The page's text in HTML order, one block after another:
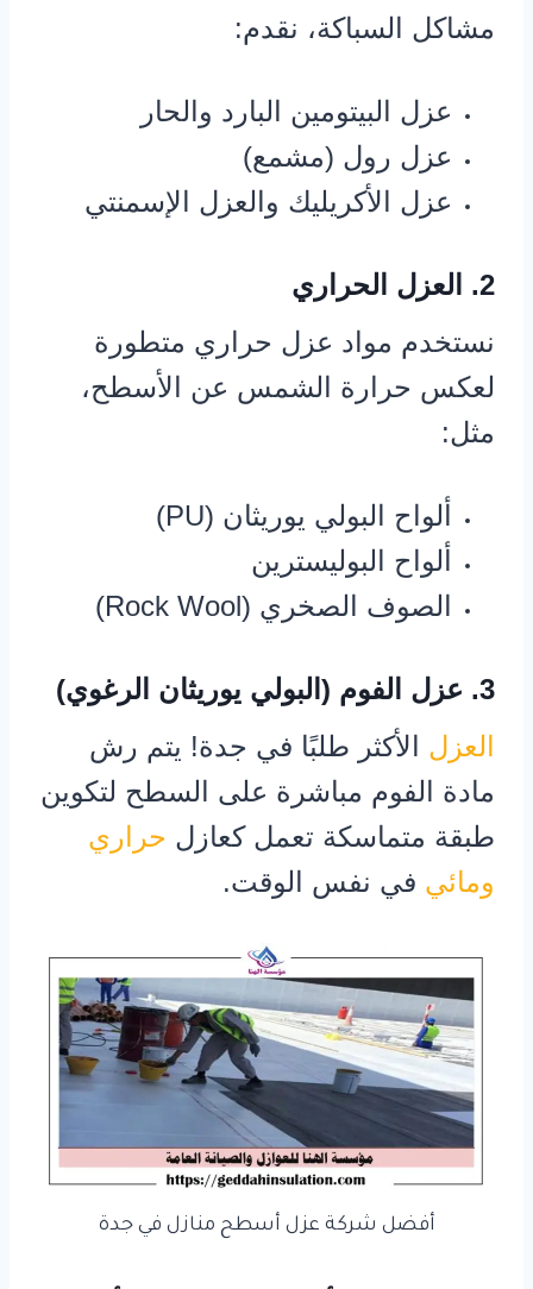
مشاكل السباكة، نقدم:
عزل البيتومين البارد والحار
عزل رول (مشمع)
عزل الأكريليك والعزل الإسمنتي
2. العزل الحراري
نستخدم مواد عزل حراري متطورة
لعكس حرارة الشمس عن الأسطح،
مثل:
ألواح البولي يوريثان (PU)
ألواح البوليسترين
الصوف الصخري (Rock Wool)
3. عزل الفوم (البولي يوريثان الرغوي)
العزل الأكثر طلبًا في جدة! يتم رش
مادة الفوم مباشرة على السطح لتكوين
طبقة متماسكة تعمل كعازل حراري
ومائي في نفس الوقت.
أفضل شركة عزل أسطح منازل في جدة